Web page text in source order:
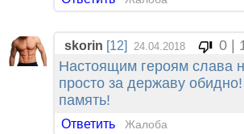
skorin [12] 24.04.2018
0 |
Настоящим героям слава
просто за державу
память!
Ответить Жалоба